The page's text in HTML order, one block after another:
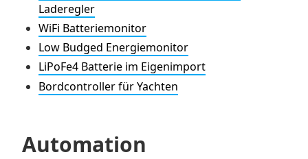
Laderegler
WiFi Batteriemonitor
Low Budged Energiemonitor
LiPoFe4 Batterie im Eigenimport
Bordcontroller für Yachten
Automation